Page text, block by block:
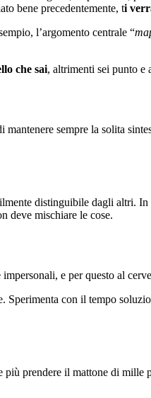
bene precedentemente, ti
l’argomento centrale “
che sai, altrimenti sei punto e
sempre la solita
distinguibile dagli altri.
deve mischiare le cose.
e per questo al
con il tempo
prendere il mattone di mille